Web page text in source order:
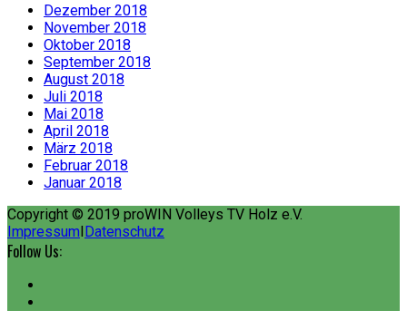
Dezember 2018
November 2018
Oktober 2018
September 2018
August 2018
Juli 2018
Mai 2018
April 2018
März 2018
Februar 2018
Januar 2018
Copyright © 2019 proWIN Volleys TV Holz e.V.
ImpressumIDatenschutz
Follow Us: